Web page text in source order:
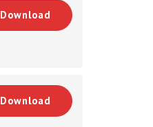
Download
Download